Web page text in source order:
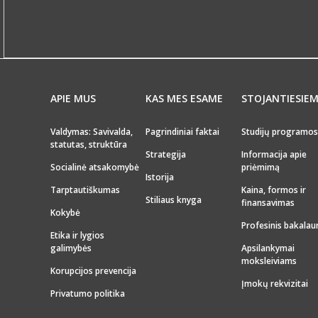
APIE MUS
Valdymas: Savivalda,
statutas, struktūra
Socialinė atsakomybė
Tarptautiškumas
Kokybė
Etika ir lygios
galimybės
Korupcijos prevencija
Privatumo politika
KAS MES ESAME
Pagrindiniai faktai
Strategija
Istorija
Stiliaus knyga
Studijų programos
Informacija apie
priėmimą
Kaina, formos ir
finansavimas
Profesinis
Apsilankymai
moksleiviams
Įmokų rekvizitai